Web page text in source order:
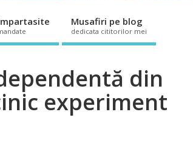
Musafiri pe blog
dedicata cititorilor mei
din
experiment